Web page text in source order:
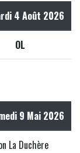
4 Août 2026
OL
9 Mai 2026
La Duchère